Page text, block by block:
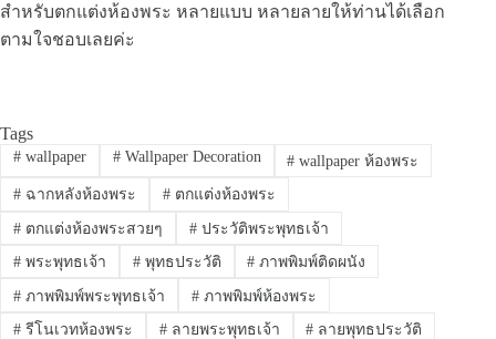
สำหรับตกแต่งห้องพระ หลายแบบ หลายลายให้ท่านได้เลือก
ตามใจชอบเลยค่ะ
Tags
#wallpaper #Wallpaper Decoration # wallpaper ห้องพระ
#ฉากหลังห้องพระ #ตกแต่งห้องพระ
#ตกแต่งห้องพระสวยๆ #ประวัติพระพุทธเจ้า
#พระพุทธเจ้า #พุทธประวัติ # ภาพพิมพ์ติดผนัง
#ภาพพิมพ์พระพุทธเจ้า #ภาพพิมพ์ห้องพระ
#รีโนเวทห้องพระ #ลายพระพุทธเจ้า # ลายพุทธประวัติ